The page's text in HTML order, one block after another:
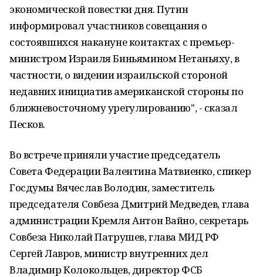
экономической повестки дня. Путин
информировал участников совещания о
состоявшихся накануне контактах с премьер-
министром Израиля Биньямином Нетаньяху, в
частности, о видении израильской стороной
недавних инициатив американской стороны по
ближневосточному урегулированию", - сказал
Песков.
Во встрече приняли участие председатель
Совета Федерации Валентина Матвиенко, спикер
Госдумы Вячеслав Володин, заместитель
председателя Совбеза Дмитрий Медведев, глава
администрации Кремля Антон Вайно, секретарь
Совбеза Николай Патрушев, глава МИД РФ
Сергей Лавров, министр внутренних дел
Владимир Колокольцев, директор ФСБ